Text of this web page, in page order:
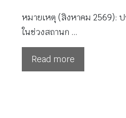
หมายเหตุ (สิงหาคม 2569):
ในช่วงสถานก …
Read more